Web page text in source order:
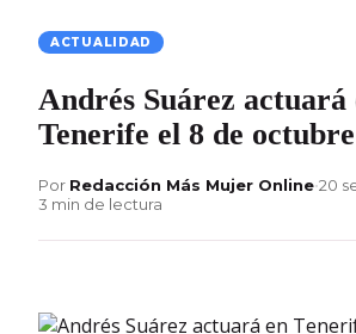
ACTUALIDAD
Andrés Suárez actuará
Tenerife el 8 de octubre
Por Redacción Más Mujer Online•20
3 min de lectura